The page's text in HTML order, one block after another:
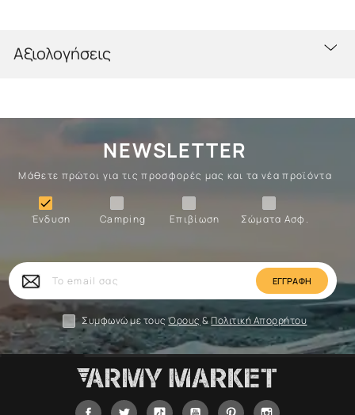
Αξιολογήσεις
NEWSLETTER
Μάθετε πρώτοι για τις προσφορές μας και τα νέα προϊόντα
Σώματα Ασφ.
Επιβίωση
Camping
Ένδυση

Ένδυση
Το
email
σας
Συμφωνώ με τουςΌρους &Πολιτική Απορρήτου
FacebookTwitter Tiktok YouTube Pinterest